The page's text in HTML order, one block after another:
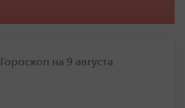
Гороскоп на 9 августа